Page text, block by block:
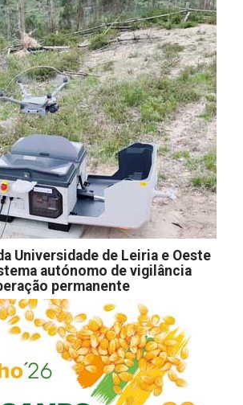
Universidade de Leiria e Oeste
autónomo de vigilância
permanente